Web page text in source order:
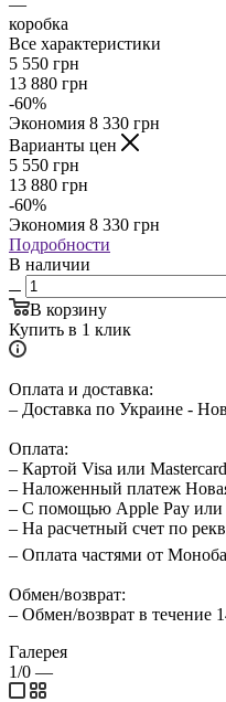
—
коробка
Все характеристики
5 550 грн
13 880 грн
-60%
Экономия 8 330 грн
Варианты цен
5 550 грн
13 880 грн
-60%
Экономия 8 330 грн
Подробности
В наличии
В корзину
Купить в 1 клик
Оплата и доставка:
– Доставка по Украине -
Оплата:
– Картой Visa или Mastercard
– Наложенный платеж
– С помощью Apple Pay или
– На расчетный счет по
– Оплата частями от
Обмен/возврат:
– Обмен/возврат в течение
Галерея
1/0 —